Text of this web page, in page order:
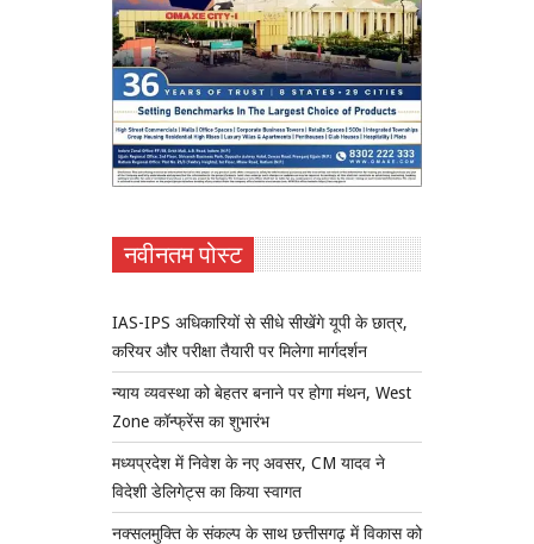
नवीनतम पोस्ट
IAS-IPS अधिकारियों से सीधे सीखेंगे यूपी के छात्र,
करियर और परीक्षा तैयारी पर मिलेगा मार्गदर्शन
न्याय व्यवस्था को बेहतर बनाने पर होगा मंथन, West
Zone कॉन्फ्रेंस का शुभारंभ
मध्यप्रदेश में निवेश के नए अवसर, CM यादव ने
विदेशी डेलिगेट्स का किया स्वागत
नक्सलमुक्ति के संकल्प के साथ छत्तीसगढ़ में विकास को